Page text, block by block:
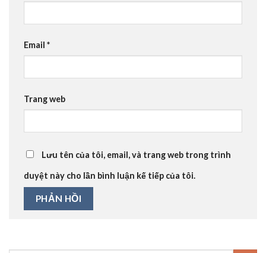
Email *
Trang web
Lưu tên của tôi, email, và trang web trong trình
duyệt này cho lần bình luận kế tiếp của tôi.